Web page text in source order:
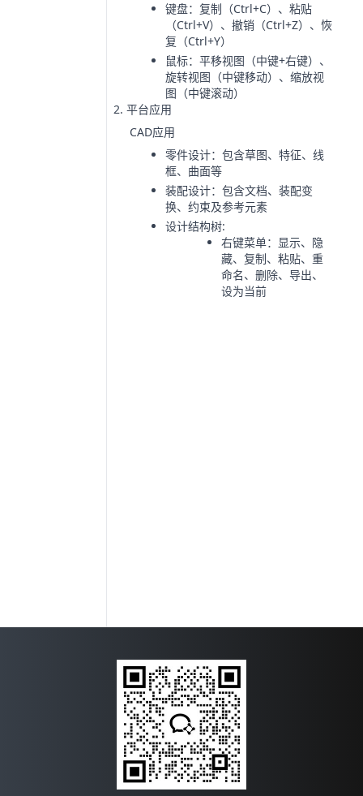
键盘：复制（Ctrl+C）、粘贴
（Ctrl+V）、撤销（Ctrl+Z）、恢
复（Ctrl+Y）
鼠标：平移视图（中键+右键）、
旋转视图（中键移动）、缩放视
图（中键滚动）
平台应用
CAD应用
零件设计：包含草图、特征、线
框、曲面等
装配设计：包含文档、装配变
换、约束及参考元素
设计结构树:
右键菜单：显示、隐
藏、复制、粘贴、重
命名、删除、导出、
设为当前